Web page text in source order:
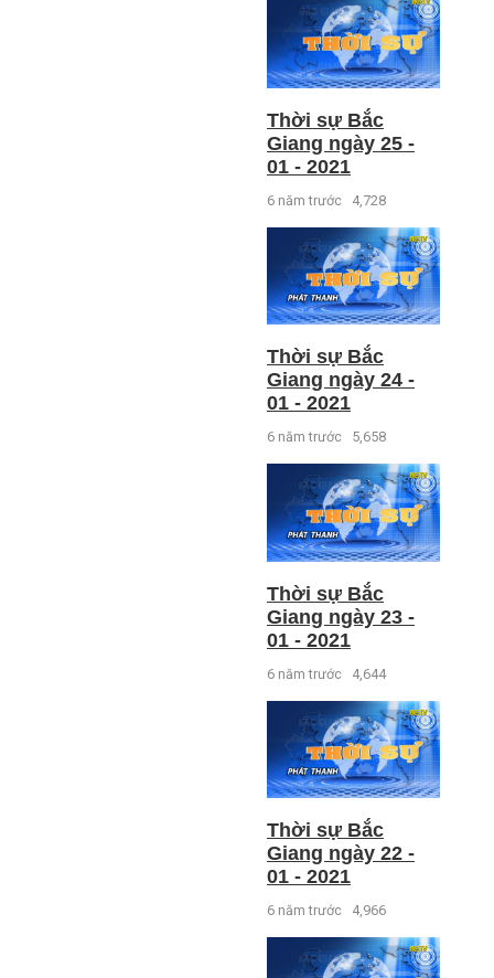
Thời sự Bắc
Giang ngày 25 -
01 - 2021
6 năm trước 4,728
Thời sự Bắc
Giang ngày 24 -
01 - 2021
6 năm trước 5,658
Thời sự Bắc
Giang ngày 23 -
01 - 2021
6 năm trước 4,644
Thời sự Bắc
Giang ngày 22 -
01 - 2021
6 năm trước 4,966